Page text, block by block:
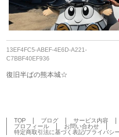
13EF4FC5-ABEF-4E6D-A221-
C7BBF40EF936
復旧半ばの熊本城☆
TOP ブログ サービス内容
プロフィール
お問い合わせ
特定商取引法に基づく表記/プライバシ